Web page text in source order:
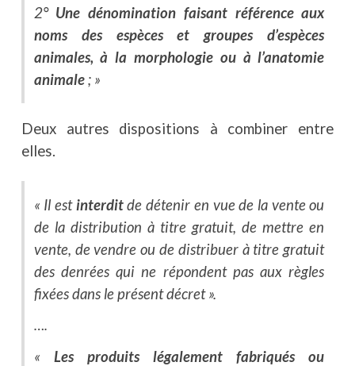
2° Une dénomination faisant référence aux
noms des espèces et groupes d’espèces
animales, à la morphologie ou à l’anatomie
animale; »
Deux autres dispositions à combiner entre
elles.
« Il estinterditde détenir en vue de la vente ou
de la distribution à titre gratuit, de mettre en
vente, de vendre ou de distribuer à titre gratuit
des denrées qui ne répondent pas aux règles
fixées dans le présent décret ».
….
« Les produits légalement fabriqués ou